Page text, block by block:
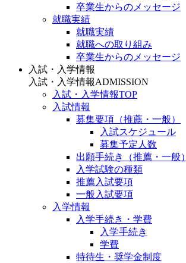
卒業生からのメッセージ
就職実績
就職実績
就職への取り組み
卒業生からのメッセージ
入試・入学情報
入試・入学情報ADMISSION
入試・入学情報TOP
入試情報
募集要項（推薦・一般）
入試スケジュール
募集予定人数
出願手続き（推薦・一般）
入学試験の種類
推薦入試要項
一般入試要項
入学情報
入学手続き・学費
入学手続き
学費
特待生・奨学金制度